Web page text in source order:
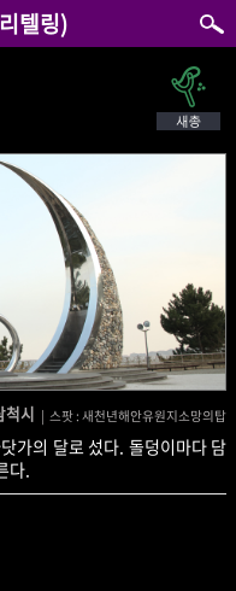
텔링)
척시 | 스팟 : 새천년해안유원지소망의탑
가의 달로 섰다. 돌덩이마다 담
다.